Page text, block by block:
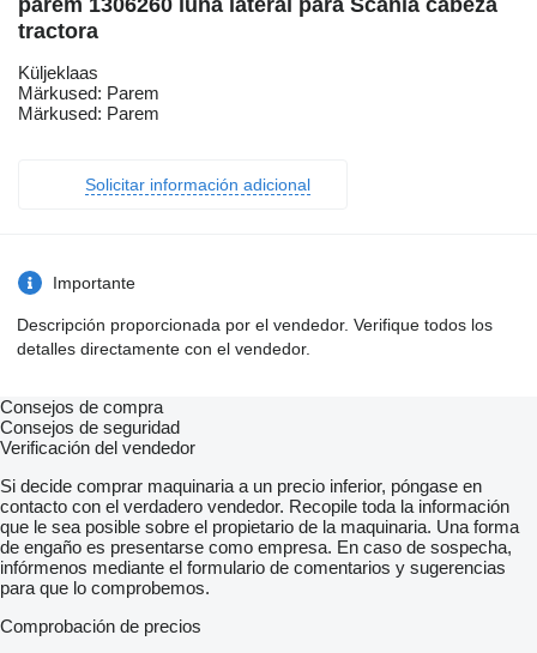
parem 1306260 luna lateral para Scania cabeza
tractora
Küljeklaas
Märkused: Parem
Märkused: Parem
Solicitar información adicional
Importante
Descripción proporcionada por el vendedor. Verifique todos los
detalles directamente con el vendedor.
Consejos de compra
Consejos de seguridad
Verificación del vendedor
Si decide comprar maquinaria a un precio inferior, póngase en
contacto con el verdadero vendedor. Recopile toda la información
que le sea posible sobre el propietario de la maquinaria. Una forma
de engaño es presentarse como empresa. En caso de sospecha,
infórmenos mediante el formulario de comentarios y sugerencias
para que lo comprobemos.
Comprobación de precios